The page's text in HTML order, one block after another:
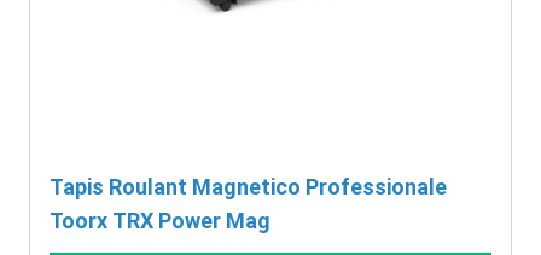
Tapis Roulant Magnetico Professionale
Toorx TRX Power Mag